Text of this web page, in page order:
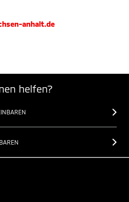
anhalt.de
helfen?